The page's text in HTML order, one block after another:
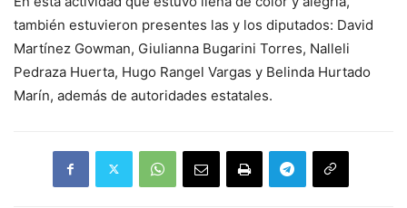
también estuvieron presentes las y los diputados: David
Martínez Gowman, Giulianna Bugarini Torres, Nalleli
Pedraza Huerta, Hugo Rangel Vargas y Belinda Hurtado
Marín, además de autoridades estatales.